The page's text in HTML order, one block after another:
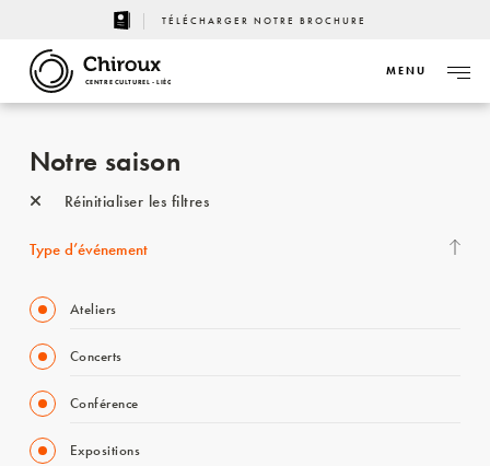
TÉLÉCHARGER NOTRE BROCHURE
CENTRE CULTUREL - LIÈGE
MENU
Notre saison
Réinitialiser les filtres
Type d’événement
Ateliers
Concerts
Conférence
Expositions